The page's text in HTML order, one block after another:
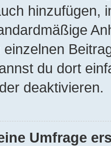
hinzufügen,
einzelnen
du dort
deaktivieren.
Umfrage